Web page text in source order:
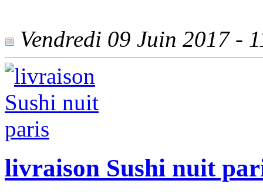
Vendredi 09 Juin 2017 -
livraison Sushi nuit